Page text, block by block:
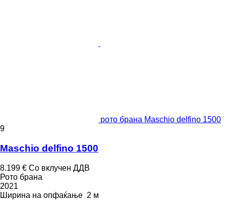
рото брана Maschio delfino 1500
9
Maschio delfino 1500
8.199 € Со вклучен ДДВ
Рото брана
2021
Ширина на опфаќање 2 м